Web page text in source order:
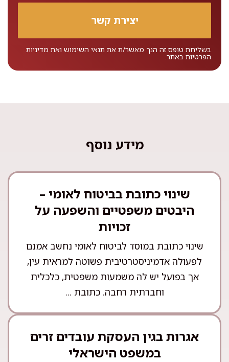
בשליחת טופס זה הנך מאשר/ת את תנאי השימוש ואת מדיניות
הפרטיות באתר.
מידע נוסף
שינוי כתובת בביטוח לאומי –
היבטים משפטיים והשפעה על
זכויות
שינוי כתובת במוסד לביטוח לאומי נחשב אמנם
לפעולה אדמיניסטרטיבית פשוטה למראית עין,
אך בפועל יש לה משמעות משפטית, כלכלית
וחברתית רחבה. כתובת ...
אגרות בגין העסקת עובדים זרים
במשפט הישראלי